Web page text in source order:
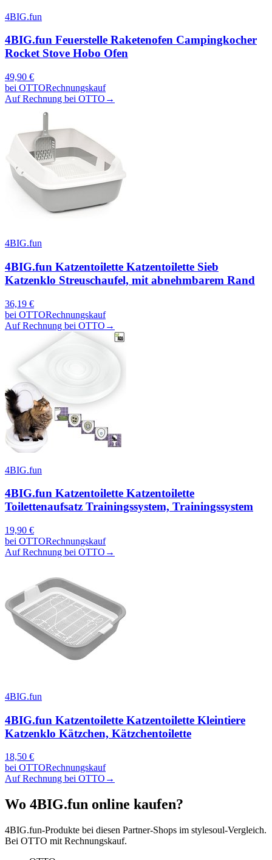
4BIG.fun
4BIG.fun Feuerstelle Raketenofen Campingkocher
Rocket Stove Hobo Ofen
49,90 €
bei OTTORechnungskauf
Auf Rechnung bei OTTO →
4BIG.fun
4BIG.fun Katzentoilette Katzentoilette Sieb
Katzenklo Streuschaufel, mit abnehmbarem Rand
36,19 €
bei OTTORechnungskauf
Auf Rechnung bei OTTO →
4BIG.fun
4BIG.fun Katzentoilette Katzentoilette
Toilettenaufsatz Trainingssystem, Trainingssystem
19,90 €
bei OTTORechnungskauf
Auf Rechnung bei OTTO →
4BIG.fun
4BIG.fun Katzentoilette Katzentoilette Kleintiere
Katzenklo Kätzchen, Kätzchentoilette
18,50 €
bei OTTORechnungskauf
Auf Rechnung bei OTTO →
Wo 4BIG.fun online kaufen?
4BIG.fun-Produkte bei diesen Partner-Shops im stylesoul-Vergleich.
Bei OTTO mit Rechnungskauf.